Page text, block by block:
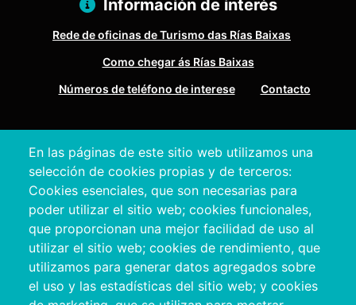
En las páginas de este sitio web utilizamos una
selección de cookies propias y de terceros:
Cookies esenciales, que son necesarias para
poder utilizar el sitio web; cookies funcionales,
que proporcionan una mejor facilidad de uso al
utilizar el sitio web; cookies de rendimiento, que
utilizamos para generar datos agregados sobre
el uso y las estadísticas del sitio web; y cookies
Información de interés
Rede de oficinas de Turismo das Rías Baixas
Como chegar ás Rías Baixas
Números de teléfono de interese
Contacto
Pontevedra
+34 986 804 100 | +34 986 804 124